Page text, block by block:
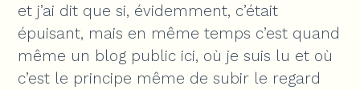
et j’ai dit que si, évidemment, c’était
épuisant, mais en même temps c’est quand
même un blog public ici, où je suis lu et où
c’est le principe même de subir le regard